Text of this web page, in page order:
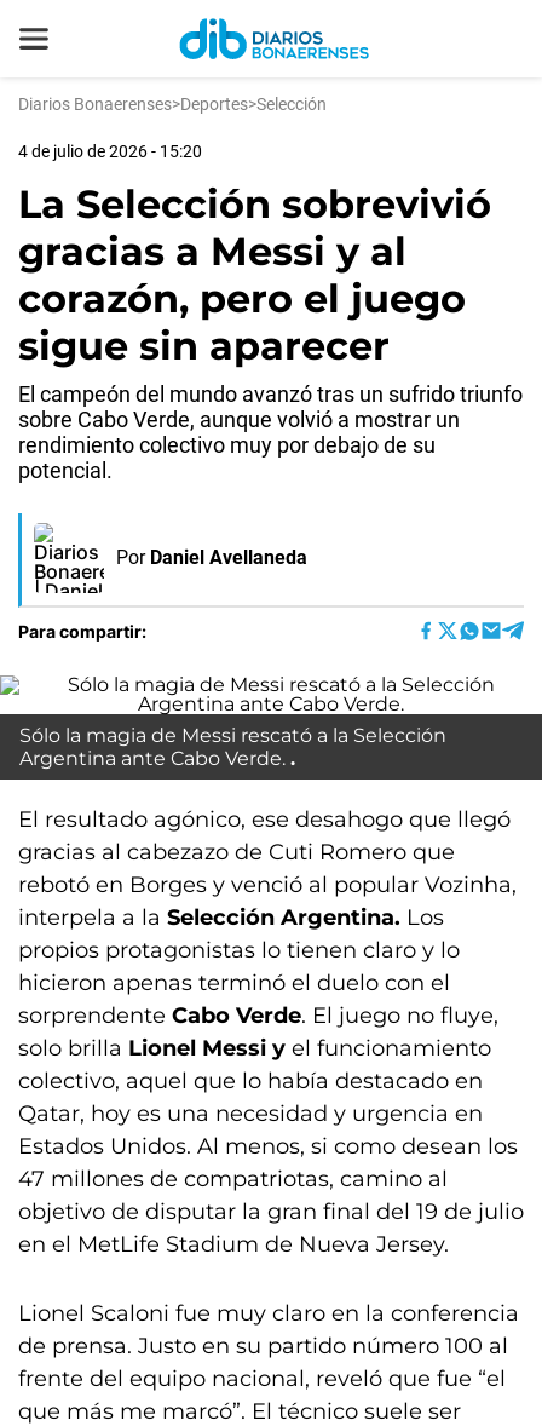
Diarios Bonaerenses>Deportes>Selección
4 de julio de 2026 - 15:20
La Selección sobrevivió
gracias a Messi y al
corazón, pero el juego
sigue sin aparecer
El campeón del mundo avanzó tras un sufrido triunfo
sobre Cabo Verde, aunque volvió a mostrar un
rendimiento colectivo muy por debajo de su
potencial.
Por Daniel Avellaneda
Para compartir:
Sólo la magia de Messi rescató a la Selección
Argentina ante Cabo Verde.
El resultado agónico, ese desahogo que llegó
gracias al cabezazo de Cuti Romero que
rebotó en Borges y venció al popular Vozinha,
interpela a la Selección Argentina. Los
propios protagonistas lo tienen claro y lo
hicieron apenas terminó el duelo con el
sorprendente Cabo Verde. El juego no fluye,
solo brilla Lionel Messi y el funcionamiento
colectivo, aquel que lo había destacado en
Qatar, hoy es una necesidad y urgencia en
Estados Unidos. Al menos, si como desean los
47 millones de compatriotas, camino al
objetivo de disputar la gran final del 19 de julio
en el MetLife Stadium de Nueva Jersey.
Lionel Scaloni fue muy claro en la conferencia
de prensa. Justo en su partido número 100 al
frente del equipo nacional, reveló que fue “el
que más me marcó”. El técnico suele ser